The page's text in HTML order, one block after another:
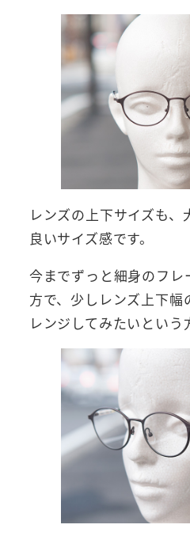
レンズの上下サイズも
良いサイズ感です。
今までずっと細身のフレ
方で、少しレンズ上下幅
レンジしてみたいという